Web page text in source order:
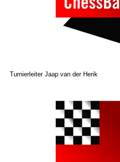
Turnierleiter Jaap van der Herik